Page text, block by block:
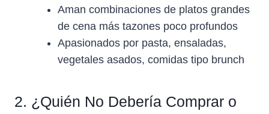
Aman combinaciones de platos grandes
de cena más tazones poco profundos
Apasionados por pasta, ensaladas,
vegetales asados, comidas tipo brunch
2. ¿Quién No Debería Comprar o